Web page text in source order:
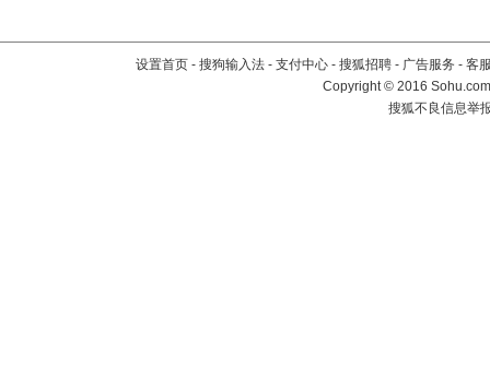
设置首页 - 搜狗输入法 - 支付中心 - 搜狐招聘 - 广告服务 - 客
Copyright©2016
搜狐不良信息举